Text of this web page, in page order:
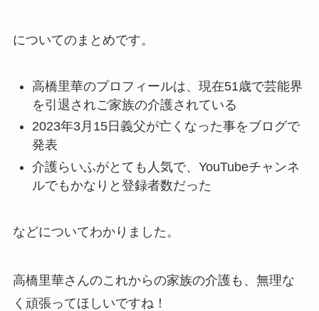
についてのまとめです。
高橋里華のプロフィールは、現在51歳で芸能界
を引退されご家族の介護されている
2023年3月15日義父が亡くなった事をブログで
発表
介護らいふがとても人気で、YouTubeチャンネ
ルでもかなりと登録者数だった
などについてわかりました。
高橋里華さんのこれからの家族の介護も、無理な
く頑張ってほしいですね！